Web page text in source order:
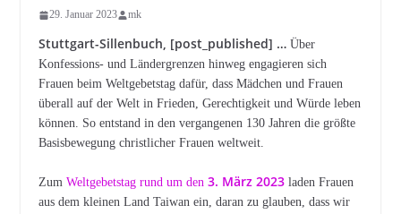
29. Januar 2023 mk
Stuttgart-Sillenbuch, [post_published] …Über
Konfessions- und Ländergrenzen hinweg engagieren sich
Frauen beim Weltgebetstag dafür, dass Mädchen und Frauen
überall auf der Welt in Frieden, Gerechtigkeit und Würde leben
können. So entstand in den vergangenen 130 Jahren die größte
Basisbewegung christlicher Frauen weltweit.
Zum Weltgebetstag rund um den 3. März 2023 laden Frauen
aus dem kleinen Land Taiwan ein, daran zu glauben, dass wir